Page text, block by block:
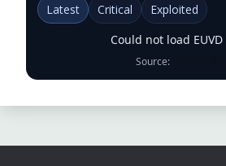
Latest Critical
Exploited
Could not load
Source: